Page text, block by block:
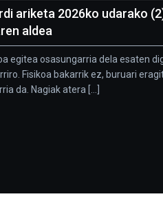
ariketa 2026ko udarako
aldea
egitea osasungarria dela esaten
Fisikoa bakarrik ez, buruari
da. Nagiak atera [...]